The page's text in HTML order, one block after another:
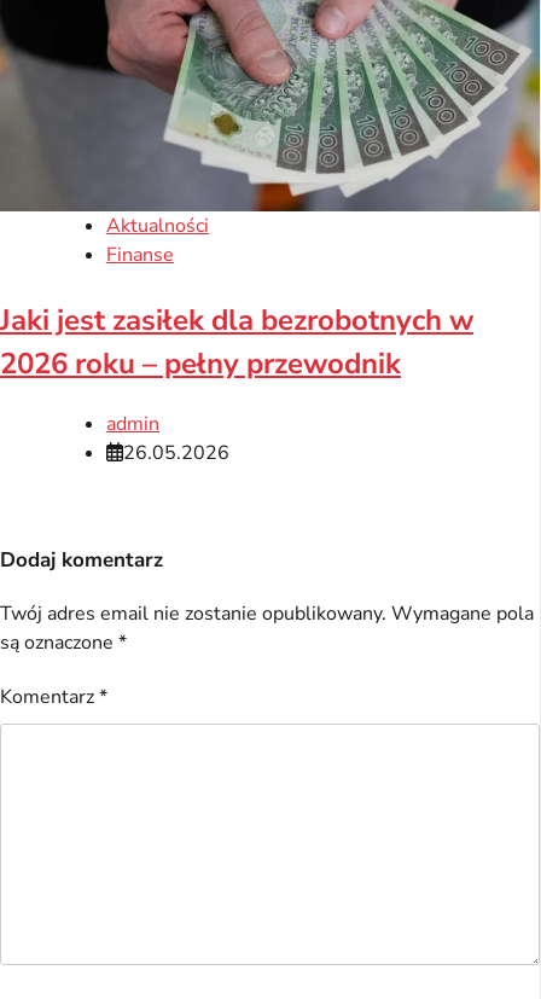
Aktualności
Finanse
Jaki jest zasiłek dla bezrobotnych w
2026 roku – pełny przewodnik
admin
26.05.2026
Dodaj komentarz
Twój adres email nie zostanie opublikowany. Wymagane pola
są oznaczone *
Komentarz*